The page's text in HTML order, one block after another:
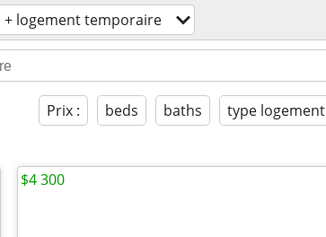
+ logement temporaire
Prix : beds baths type logement
$4 300